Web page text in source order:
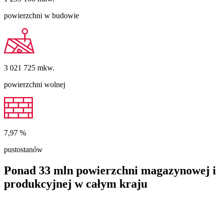
powierzchni w budowie
3 021 725 mkw.
powierzchni wolnej
7,97 %
pustostanów
Ponad 33 mln powierzchni magazynowej i
produkcyjnej w całym kraju